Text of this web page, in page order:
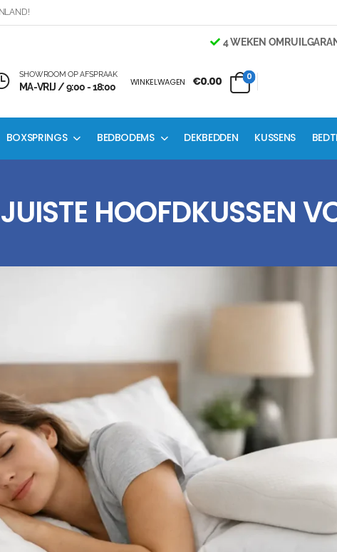
4 WEKEN
SHOWROOM OP AFSPRAAK
MA-VRIJ / 9:00 - 18:00 WINKELWAGEN €0.00 0
BOXSPRINGS BEDBODEMS DEKBEDDEN KUSSENS
HOOFDKUSSEN